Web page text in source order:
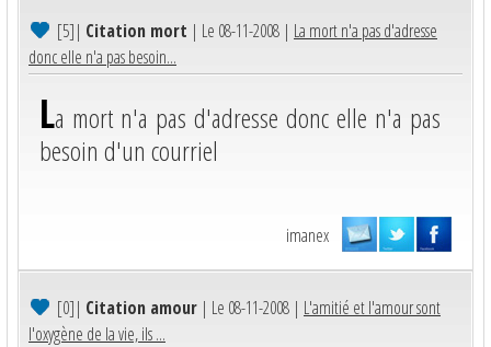
[5]| Citation mort | Le 08-11-2008 | La mort n'a pas d'adresse
donc elle n'a pas besoin...
La mort n'a pas d'adresse donc elle n'a pas
besoin d'un courriel
imanex
[0]| Citation amour | Le 08-11-2008 | L'amitié et l'amour sont
l'oxygène de la vie, ils ...